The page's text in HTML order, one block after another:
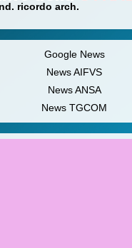
ricordo arch.
Google News
News AIFVS
News ANSA
News TGCOM